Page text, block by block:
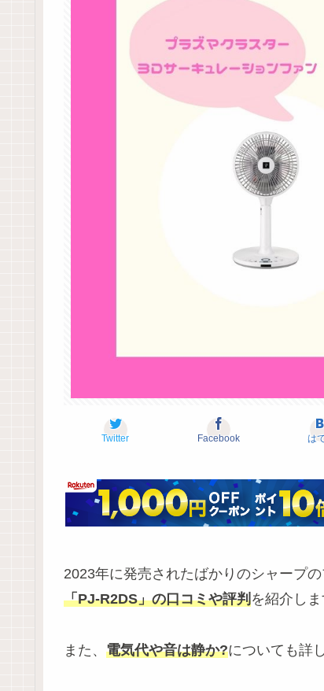
Twitter Facebook は
2023年に発売されたばかりのシャープ
「PJ-R2DS」の口コミや評判を紹介しま
また、 電気代や音は静か?についても詳